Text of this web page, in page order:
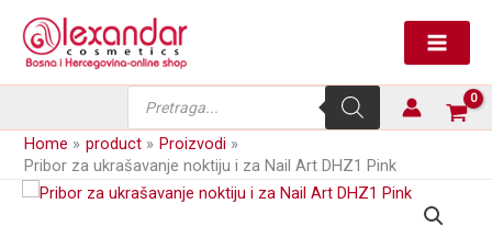
content
search
Home product
Proizvodi
Pribor za ukrašavanje noktiju i za Nail Art DHZ1 Pink
noktiju
i
za
Nail
DHZ1
Pink
količina